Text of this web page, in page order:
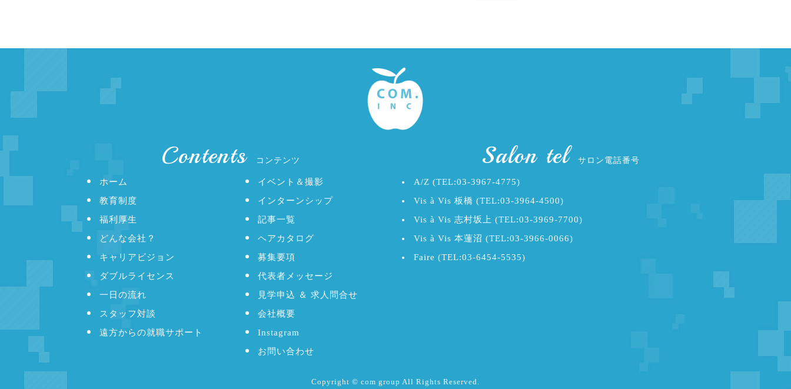
Contents コンテンツ
ホーム
教育制度
福利厚生
どんな会社？
キャリアビジョン
ダブルライセンス
一日の流れ
スタッフ対談
遠方からの就職サポート
イベント＆撮影
インターンシップ
記事一覧
ヘアカタログ
募集要項
代表者メッセージ
見学申込 ＆ 求人問合せ
会社概要
Instagram
お問い合わせ
Salon tel サロン電話番号
A/Z (TEL:03-3967-4775)
Vis à Vis 板橋 (TEL:03-3964-4500)
Vis à Vis 志村坂上 (TEL:03-3969-7700)
Vis à Vis 本蓮沼 (TEL:03-3966-0066)
Faire (TEL:03-6454-5535)
Copyright © com group All Rights Reserved.